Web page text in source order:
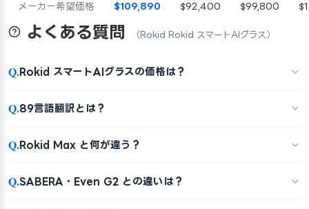
メーカー希望価格 $109,890 $92,400 $99,800
よくある質問 （Rokid Rokid スマートAIグラス）
Q.Rokid スマートAIグラスの価格は？
Q.89言語翻訳とは？
Q.Rokid Max と何が違う？
Q.SABERA・Even G2 との違いは？